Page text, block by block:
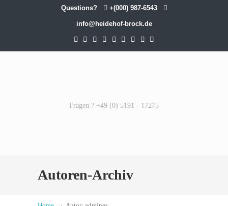
Questions? +(000) 987-6543
info@heidehof-brock.de
Fragen ? +49 (0) 5191 - 17275
Autoren-Archiv